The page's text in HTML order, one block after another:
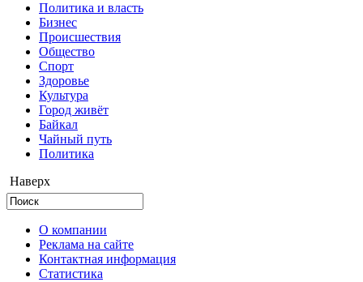
Политика и власть
Бизнес
Происшествия
Общество
Cпорт
Здоровье
Культура
Город живёт
Байкал
Чайный путь
Политика
Наверх
О компании
Реклама на сайте
Контактная информация
Статистика